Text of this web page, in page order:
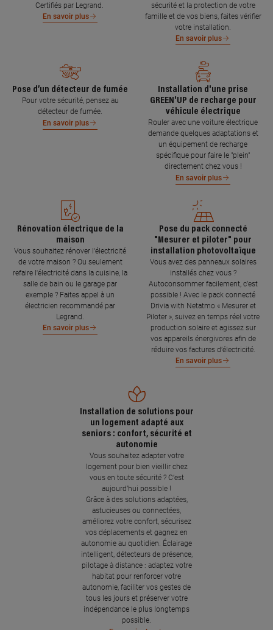
Certifiés par Legrand.
En savoir plus
sécurité et la protection de votre
famille et de vos biens, faites vérifier
votre installation.
En savoir plus
Pose d’un détecteur de fumée
Pour votre sécurité, pensez au
détecteur de fumée.
En savoir plus
Installation d'une prise
GREEN'UP de recharge pour
véhicule électrique
Rouler avec une voiture électrique
demande quelques adaptations et
un équipement de recharge
spécifique pour faire le "plein"
directement chez vous !
En savoir plus
Rénovation électrique de la
maison
Vous souhaitez rénover l'électricité
de votre maison ? Ou seulement
refaire l'électricité dans la cuisine, la
salle de bain ou le garage par
exemple ? Faites appel à un
électricien recommandé par
Legrand.
En savoir plus
Pose du pack connecté
"Mesurer et piloter" pour
installation photovoltaïque
Vous avez des panneaux solaires
installés chez vous ?
Autoconsommer facilement, c’est
possible ! Avec le pack connecté
Drivia with Netatmo « Mesurer et
Piloter », suivez en temps réel votre
production solaire et agissez sur
vos appareils énergivores afin de
réduire vos factures d’électricité.
En savoir plus
Installation de solutions pour
un logement adapté aux
seniors : confort, sécurité et
autonomie
Vous souhaitez adapter votre
logement pour bien vieillir chez
vous en toute sécurité ? C’est
aujourd’hui possible !
Grâce à des solutions adaptées,
astucieuses ou connectées,
améliorez votre confort, sécurisez
vos déplacements et gagnez en
autonomie au quotidien. Éclairage
intelligent, détecteurs de présence,
pilotage à distance : adaptez votre
habitat pour renforcer votre
autonomie, faciliter vos gestes de
tous les jours et préserver votre
indépendance le plus longtemps
possible.